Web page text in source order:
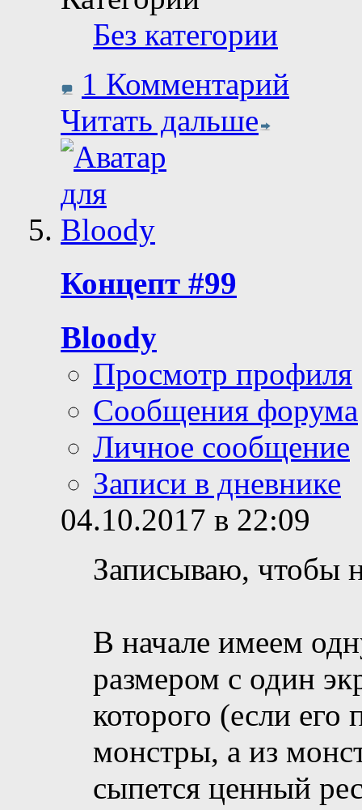
Без категории
1 Комментарий
Читать дальше
Концепт #99
Bloody
Просмотр профиля
Сообщения форума
Личное сообщение
Записи в дневнике
04.10.2017 в 22:09
Записываю, чтобы
В начале имеем
размером с один
которого (если
монстры, а из
сыпется ценный